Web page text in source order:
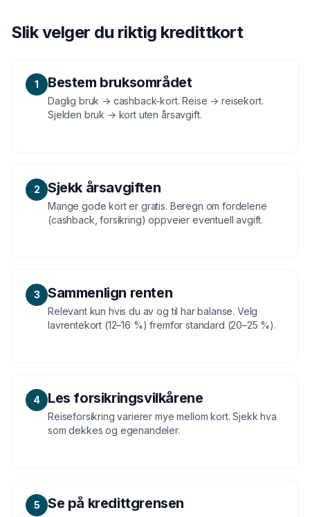
Slik velger du riktig kredittkort
1 Bestem bruksområdet
Daglig bruk → cashback-kort. Reise → reisekort.
Sjelden bruk → kort uten årsavgift.
2 Sjekk årsavgiften
Mange gode kort er gratis. Beregn om fordelene
(cashback, forsikring) oppveier eventuell avgift.
3 Sammenlign renten
Relevant kun hvis du av og til har balanse. Velg
lavrentekort (12–16 %) fremfor standard (20–25 %).
4 Les forsikringsvilkårene
Reiseforsikring varierer mye mellom kort. Sjekk hva
som dekkes og egenandeler.
5 Se på kredittgrensen